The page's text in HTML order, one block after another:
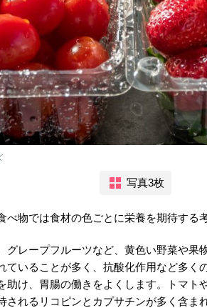
写真3枚
べ物では食材の色ごとに栄養を期待する
グレープフルーツなど、黄色い野菜や
ていることが多く、抗酸化作用など多く
助け、胃腸の働きをよくします。トマト
されるリコピンとカプサチンが多く含ま